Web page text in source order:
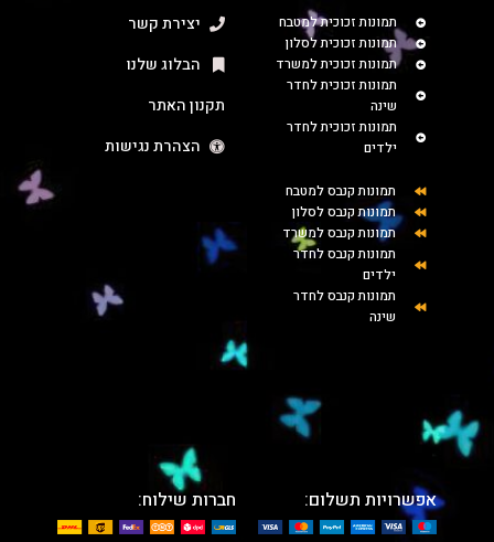
תמונות זכוכית למטבח
תמונות זכוכית לסלון
תמונות זכוכית למשרד
תמונות זכוכית לחדר
שינה
תמונות זכוכית לחדר
ילדים
תמונות קנבס למטבח
תמונות קנבס לסלון
תמונות קנבס למשרד
תמונות קנבס לחדר
ילדים
תמונות קנבס לחדר
שינה
יצירת קשר
הבלוג שלנו
תקנון האתר
הצהרת נגישות
אפשרויות תשלום: חברות שילוח: